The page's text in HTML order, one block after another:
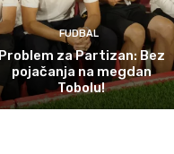
FUDBAL
Problem za Partizan: Bez
pojačanja na megdan
Tobolu!